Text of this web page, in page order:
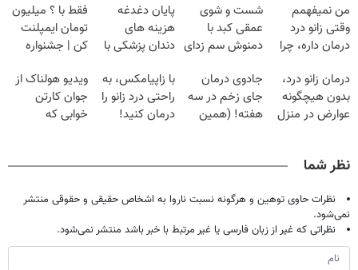
من نمیفهمم
وقتی زانو درد
درمان داره، چرا
تحمل میکنی؟❗
شست و شوی
عمقی کبد با
دمنوش سم زدای
پایان دغدغه
هزینه های
دندان پزشکی با
خانگی
فقط با ؟ میلیون
تومان ایمپلنت
کن | جشنواره
درمان زانو درد،
بدون هیچگونه
عوارض در منزل
جادوی درمان
جای زخم در سه
هفته! (همین
با زاپیامکس، به
راحتی درد زانو را
درمان کنید!
ویدیو هولناک از
جوان کارتن
خوابی که
نظر شما
نظرات حاوی توهین و هرگونه نسبت ناروا به اشخاص حقیقی و حقوقی منتشر
نمی‌شود.
نظراتی که غیر از زبان فارسی یا غیر مرتبط با خبر باشد منتشر نمی‌شود.